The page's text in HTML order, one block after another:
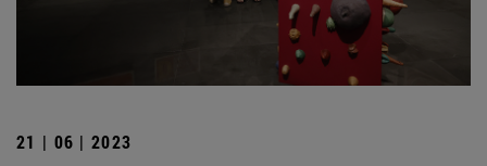
21 | 06 | 2023